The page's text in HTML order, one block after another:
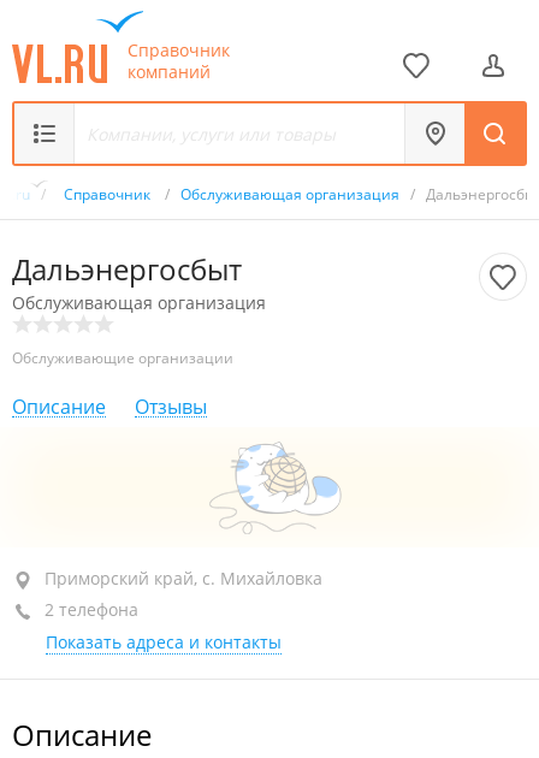
Справочник
компаний
/ Справочник / Обслуживающая организация /
Дальэнергосбыт
Обслуживающая организация
Обслуживающие организации
Описание Отзывы
Приморский край, с. Михайловка, ул.
Красноармейская, 24
1-й этаж
+7 (423-46) 2-32-84
Приморский край, с. Михайловка
2 телефона
Показать адреса и контакты
Описание